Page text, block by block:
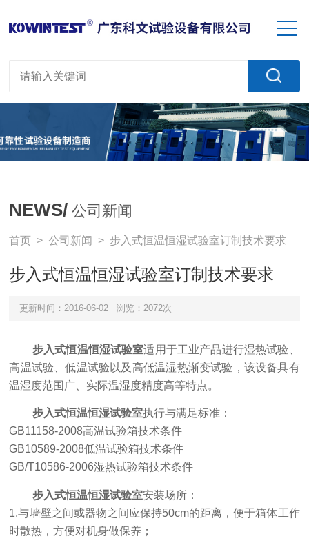
NEWS/ 公司新闻
首页 >公司新闻 > 步入式恒温恒湿试验室订制技术要求
步入式恒温恒湿试验室订制技术要求
更新时间：2016-06-02 浏览：2072次
步入式恒温恒湿试验室适用于工业产品进行湿热试验、
高温试验、低温试验以及高低温湿热渐变试验，该设备具有
温湿度范围广、实际温湿度精度高等特点。
步入式恒温恒湿试验室执行与满足标准：
GB11158-2008高温试验箱技术条件
GB10589-2008低温试验箱技术条件
GB/T10586-2006湿热试验箱技术条件
步入式恒温恒湿试验室安装场所：
1.与墙壁之间或器物之间应保持50cm的距离，便于箱体工作
时散热，方便对机身做保养；